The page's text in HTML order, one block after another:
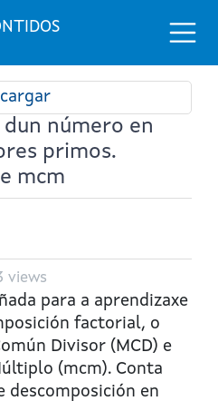
número en
primos.
mcm
views
para a aprendizaxe
factorial, o
Divisor (MCD) e
(mcm). Conta
descomposición en